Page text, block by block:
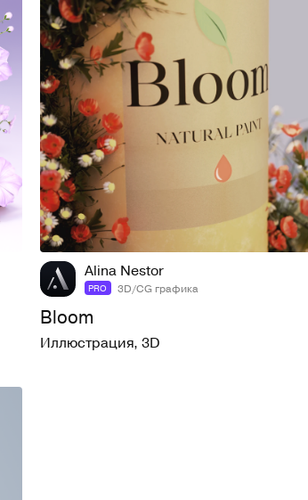
Alina Nestor
PRO 3D/CG графика
Bloom
Иллюстрация, 3D